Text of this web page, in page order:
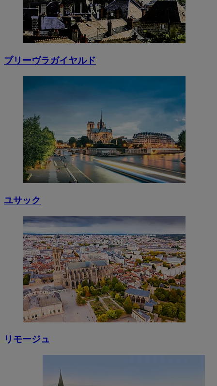
ブリーヴラガイヤルド
ユサック
リモージュ